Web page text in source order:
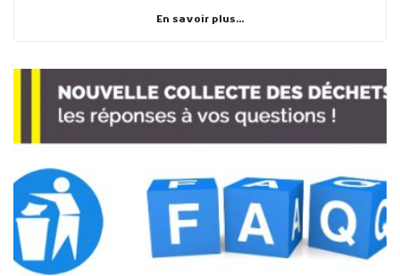
En savoir plus...